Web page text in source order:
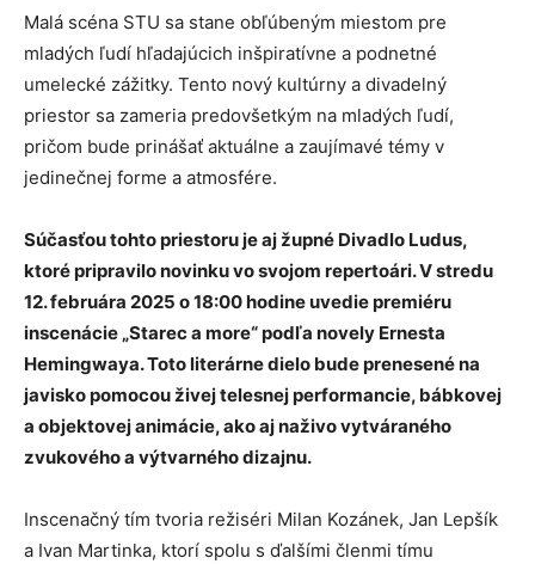
Malá scéna STU sa stane obľúbeným miestom pre
mladých ľudí hľadajúcich inšpiratívne a podnetné
umelecké zážitky. Tento nový kultúrny a divadelný
priestor sa zameria predovšetkým na mladých ľudí,
pričom bude prinášať aktuálne a zaujímavé témy v
jedinečnej forme a atmosfére.
Súčasťou tohto priestoru je aj župné Divadlo Ludus,
ktoré pripravilo novinku vo svojom repertoári. V stredu
12. februára 2025 o 18:00 hodine uvedie premiéru
inscenácie „Starec a more“ podľa novely Ernesta
Hemingwaya. Toto literárne dielo bude prenesené na
javisko pomocou živej telesnej performancie, bábkovej
a objektovej animácie, ako aj naživo vytváraného
zvukového a výtvarného dizajnu.
Inscenačný tím tvoria režiséri Milan Kozánek, Jan Lepšík
a Ivan Martinka, ktorí spolu s ďalšími členmi tímu